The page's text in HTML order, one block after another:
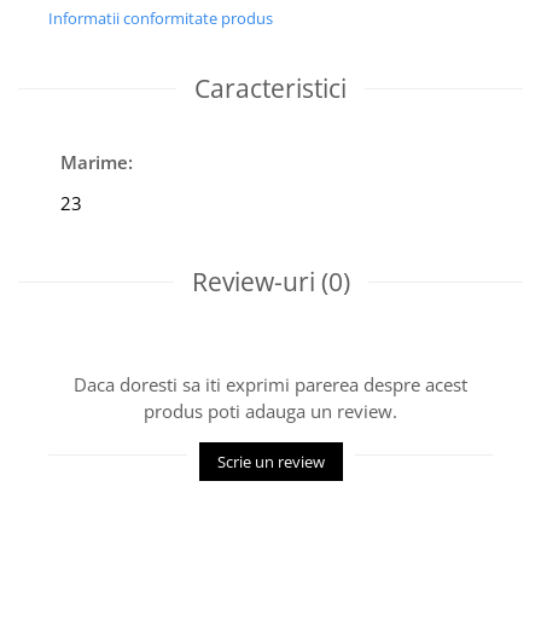
Informatii conformitate produs
Caracteristici
Marime:
23
Review-uri (0)
Daca doresti sa iti exprimi parerea despre acest
produs poti adauga un review.
Scrie un review